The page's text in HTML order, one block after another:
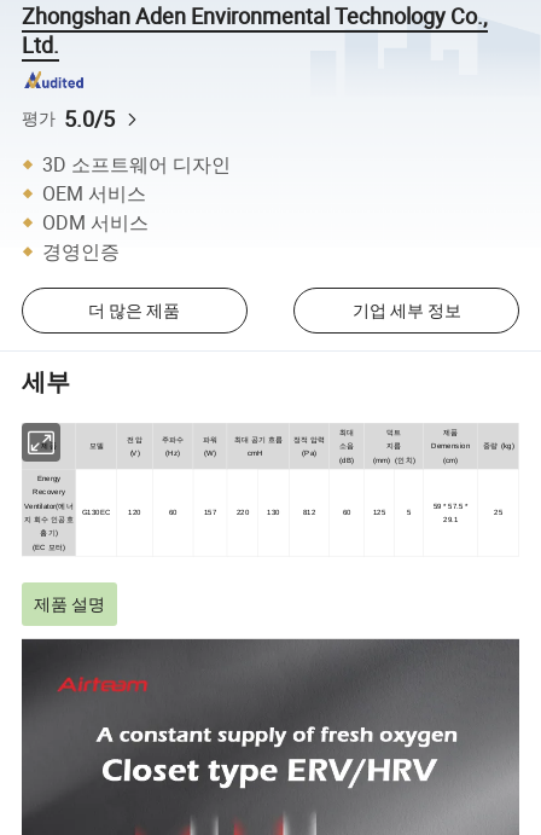
Zhongshan Aden Environmental Technology Co.,
Ltd.
평가 5.0/5
3D 소프트웨어 디자인
OEM 서비스
ODM 서비스
경영인증
더 많은 제품 기업 세부 정보
세부
제품 모델
전압
(V)
주파수
(Hz)
파워
(W)
최대 공기 흐름
cmH
정적 압력
(Pa)
최대
소음
(dB)
덕트
지름
(mm) (인치)
제품
Demension
(cm)
중량 (kg)
Energy
Recovery
Ventilator(에너
지 회수 인공호
흡기)
(EC 모터)
G130EC 120 60 157 220 130 812 60 125 5
59 * 57.5 *
29.1
25
제품 설명